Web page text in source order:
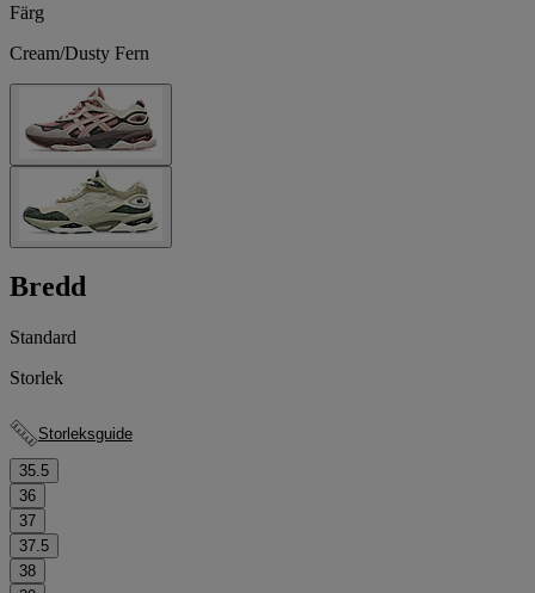
Färg
Cream/Dusty Fern
Bredd
Standard
Storlek
Storleksguide
35.5
36
37
37.5
38